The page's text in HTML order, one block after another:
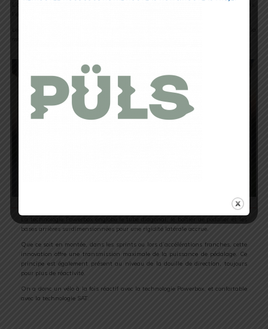
bases arrières surdimensionnées pour une rigidité latérale accrue.
Que ce soit en montée, dans les sprints ou lors d’accélérations franches, cette
innovation offre une transmission maximale de la puissance de pédalage. Ce
principe est également présent au niveau de la douille de direction, toujours
pour plus de réactivité.
On a donc un vélo à la fois réactif avec la technologie Powerbox, et confortable
avec la technologie SAT.